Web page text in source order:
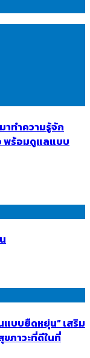
าทำความรู้จัก
พร้อมดูแลแบบ
แบบยืดหยุ่น” เสริม
ภาวะที่ดีในที่